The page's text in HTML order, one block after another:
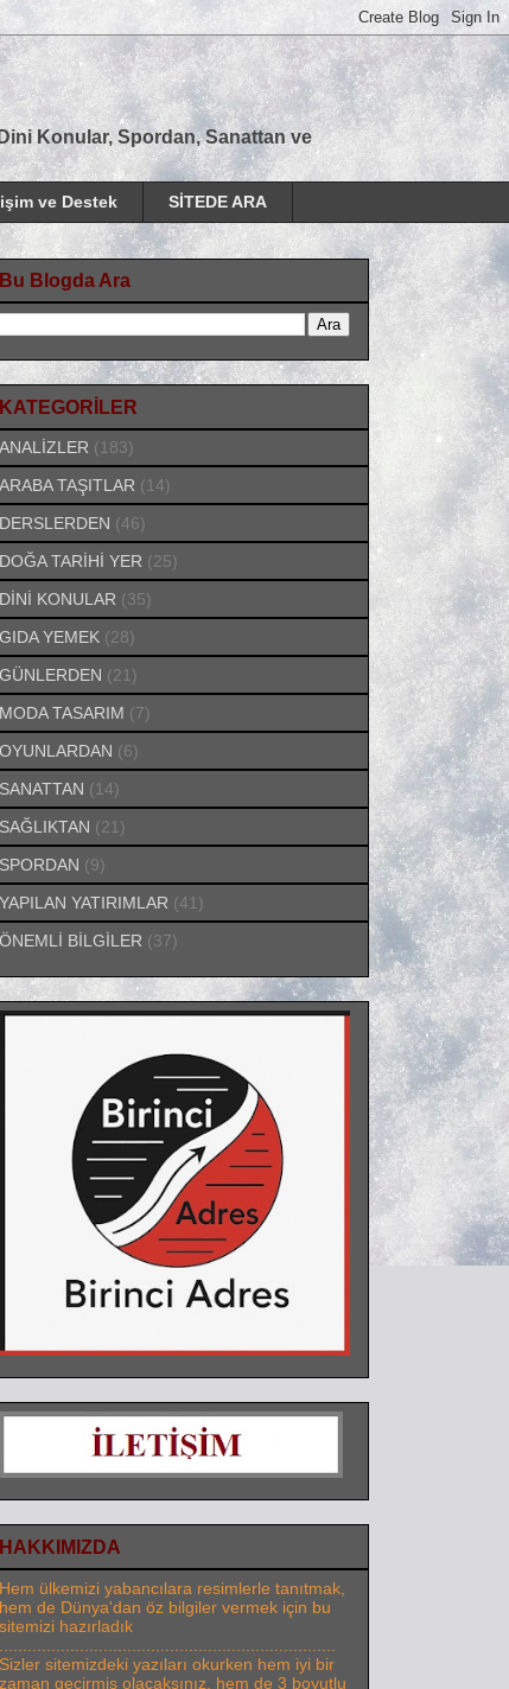
Konular, Spordan, Sanattan ve
ve Destek SİTEDE ARA
Bu Blogda Ara
KATEGORİLER
ANALİZLER (183)
ARABA TAŞITLAR (14)
DERSLERDEN (46)
DOĞA TARİHİ YER (25)
DİNİ KONULAR (35)
GIDA YEMEK (28)
GÜNLERDEN (21)
MODA TASARIM (7)
OYUNLARDAN (6)
SANATTAN (14)
SAĞLIKTAN (21)
SPORDAN (9)
YAPILAN YATIRIMLAR (41)
ÖNEMLİ BİLGİLER (37)
HAKKIMIZDA
Hem ülkemizi yabancılara resimlerle tanıtmak,
hem de Dünya'dan öz bilgiler vermek için bu
sitemizi hazırladık
Sizler sitemizdeki yazıları okurken hem iyi bir
zaman geçirmiş olacaksınız, hem de 3 boyutlu